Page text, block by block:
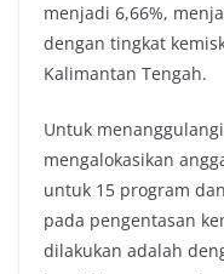
menjadi 6,66%,
dengan tingkat
Kalimantan Tengah.
Untuk
mengalokasikan
untuk 15 program
pada pengentasan
dilakukan adalah